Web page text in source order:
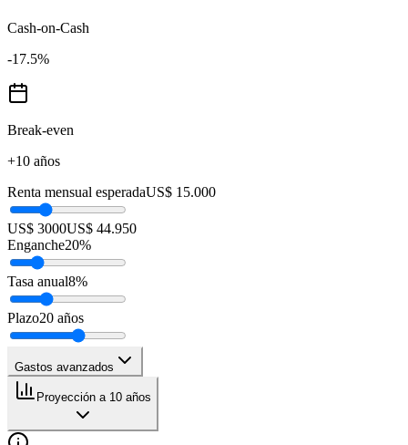
Cash-on-Cash
-17.5%
Break-even
+10 años
Renta mensual esperadaUS$ 15.000
US$ 3000US$ 44.950
Enganche20%
Tasa anual8%
Plazo20 años
Gastos avanzados
Proyección a 10 años